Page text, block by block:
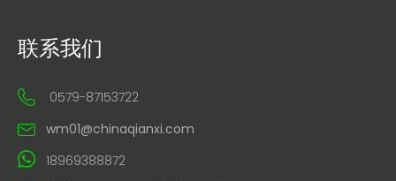
联系我们
0579-87153722
wm01@chinaqianxi.com
18969388872